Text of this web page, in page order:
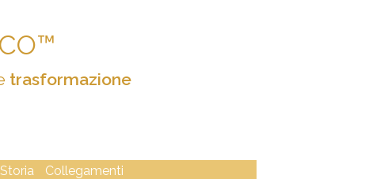
trasformazione
Storia Collegamenti